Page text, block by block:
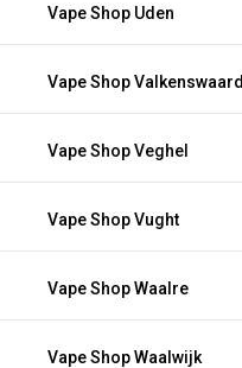
Vape Shop Uden
Vape Shop Valkenswaard
Vape Shop Veghel
Vape Shop Vught
Vape Shop Waalre
Vape Shop Waalwijk